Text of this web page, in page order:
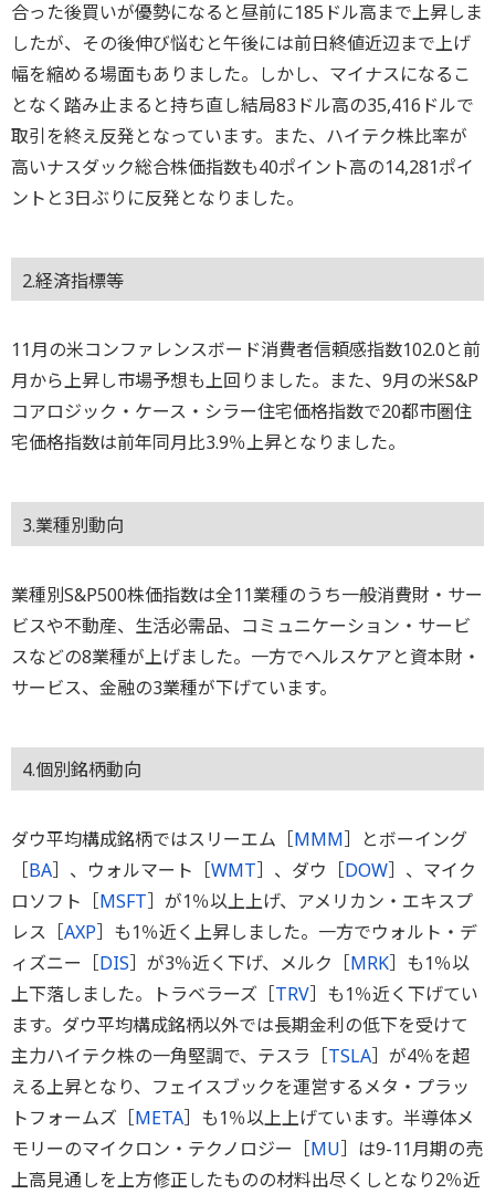
合った後買いが優勢になると昼前に185ドル高まで上昇しま
したが、その後伸び悩むと午後には前日終値近辺まで上げ
幅を縮める場面もありました。しかし、マイナスになるこ
となく踏み止まると持ち直し結局83ドル高の35,416ドルで
取引を終え反発となっています。また、ハイテク株比率が
高いナスダック総合株価指数も40ポイント高の14,281ポイ
ントと3日ぶりに反発となりました。
2.経済指標等
11月の米コンファレンスボード消費者信頼感指数102.0と前
月から上昇し市場予想も上回りました。また、9月の米S&P
コアロジック・ケース・シラー住宅価格指数で20都市圏住
宅価格指数は前年同月比3.9％上昇となりました。
3.業種別動向
業種別S&P500株価指数は全11業種のうち一般消費財・サー
ビスや不動産、生活必需品、コミュニケーション・サービ
スなどの8業種が上げました。一方でヘルスケアと資本財・
サービス、金融の3業種が下げています。
4.個別銘柄動向
ダウ平均構成銘柄ではスリーエム［MMM］とボーイング
［BA］、ウォルマート［WMT］、ダウ［DOW］、マイク
ロソフト［MSFT］が1％以上上げ、アメリカン・エキスプ
レス［AXP］も1％近く上昇しました。一方でウォルト・デ
ィズニー［DIS］が3％近く下げ、メルク［MRK］も1％以
上下落しました。トラベラーズ［TRV］も1％近く下げてい
ます。ダウ平均構成銘柄以外では長期金利の低下を受けて
主力ハイテク株の一角堅調で、テスラ［TSLA］が4％を超
える上昇となり、フェイスブックを運営するメタ・プラッ
トフォームズ［META］も1％以上上げています。半導体メ
モリーのマイクロン・テクノロジー［MU］は9-11月期の売
上高見通しを上方修正したものの材料出尽くしとなり2％近